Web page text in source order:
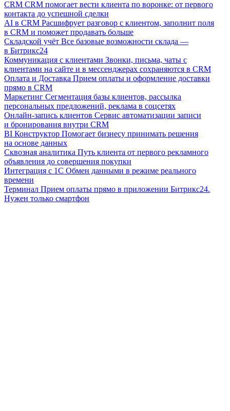
CRM CRM помогает вести клиента по воронке: от первого
контакта до успешной сделки
AI в CRM Расшифрует разговор с клиентом, заполнит поля
в CRM и поможет продавать больше
Складской учёт Все базовые возможности склада —
в Битрикс24
Коммуникация с клиентами Звонки, письма, чаты с
клиентами на сайте и в мессенджерах сохраняются в CRM
Оплата и Доставка Прием оплаты и оформление доставки
прямо в CRM
Маркетинг Сегментация базы клиентов, рассылка
персональных предложений, реклама в соцсетях
Онлайн-запись клиентов Сервис автоматизации записи
и бронирования внутри CRM
BI Конструктор Помогает бизнесу принимать решения
на основе данных
Сквозная аналитика Путь клиента от первого рекламного
объявления до совершения покупки
Интеграция с 1С Обмен данными в режиме реального
времени
Терминал Прием оплаты прямо в приложении Битрикс24.
Нужен только смартфон